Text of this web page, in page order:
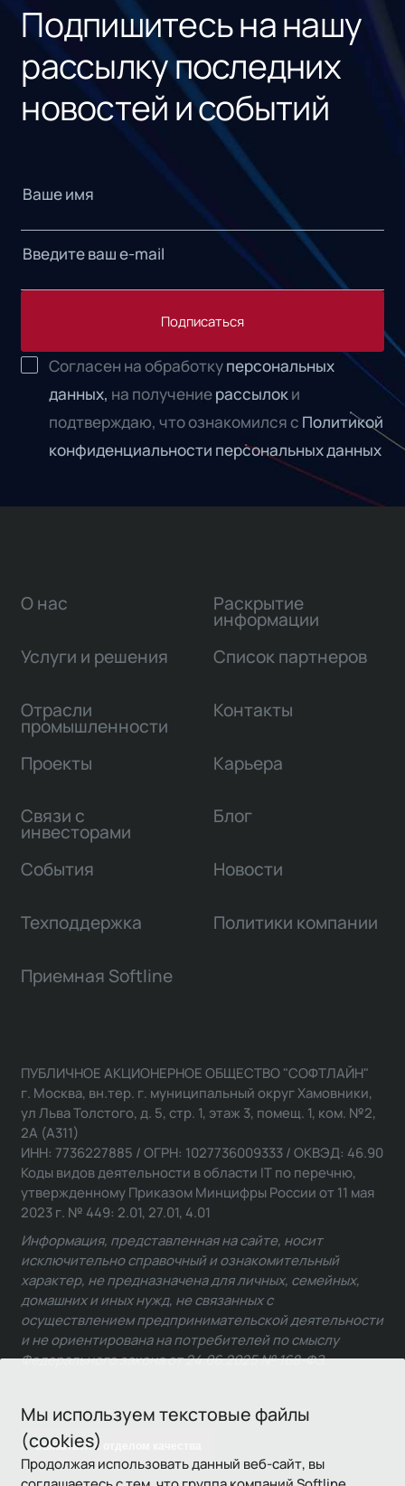
Подпишитесь на нашу
рассылку последних
новостей и событий
Подписаться
Согласен на обработкуперсональных
данных, на получениерассылоки
подтверждаю, что ознакомился с Политикой
конфиденциальности персональных данных
Мы используем текстовые файлы
(cookies)
Продолжая использовать данный веб-сайт, вы
О нас
Услуги и решения
Отрасли
промышленности
Проекты
Связи с
инвесторами
Раскрытие
информации
Список партнеров
Контакты
Карьера
Блог
События Новости
Техподдержка Политики компании
Приемная Softline
Связаться с отделом качества
ПУБЛИЧНОЕ АКЦИОНЕРНОЕ ОБЩЕСТВО "СОФТЛАЙН"
г. Москва, вн.тер. г. муниципальный округ Хамовники,
ул Льва Толстого, д. 5, стр. 1, этаж 3, помещ. 1, ком. №2,
2А (А311)
ИНН: 7736227885 / ОГРН: 1027736009333 / ОКВЭД: 46.90
Коды видов деятельности в области IT по перечню,
утвержденному Приказом Минцифры России от 11 мая
2023 г. № 449: 2.01, 27.01, 4.01
Информация, представленная на сайте, носит
исключительно справочный и ознакомительный
характер, не предназначена для личных, семейных,
домашних и иных нужд, не связанных с
осуществлением предпринимательской деятельности
и не ориентирована на потребителей по смыслу
Федерального закона от 24.06.2025 № 168-ФЗ.